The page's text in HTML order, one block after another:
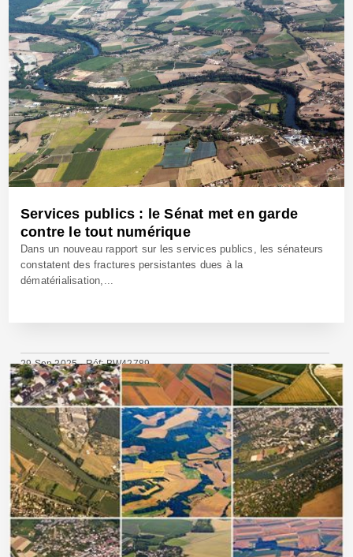
Services publics : le Sénat met en garde
contre le tout numérique
Dans un nouveau rapport sur les services publics, les sénateurs
constatent des fractures persistantes dues à la
dématérialisation,...
29 Sep 2025 - Réf: BW42789